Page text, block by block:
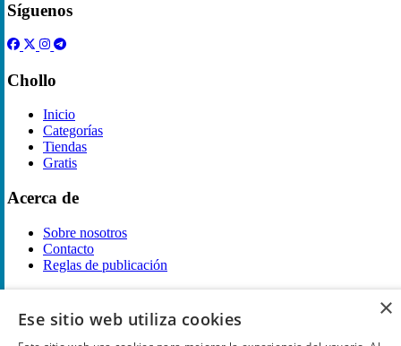
Síguenos
Chollo
Inicio
Categorías
Tiendas
Gratis
Acerca de
Sobre nosotros
Contacto
Reglas de publicación
×
Ese sitio web utiliza cookies